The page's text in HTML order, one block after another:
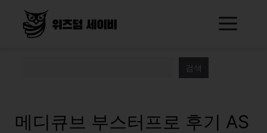
검색
메디큐브 부스터프로 후기 AS